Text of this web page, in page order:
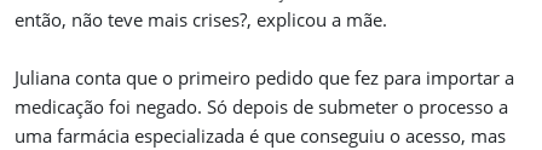
então, não teve mais crises?, explicou a mãe.
Juliana conta que o primeiro pedido que fez para importar a
medicação foi negado. Só depois de submeter o processo a
uma farmácia especializada é que conseguiu o acesso, mas